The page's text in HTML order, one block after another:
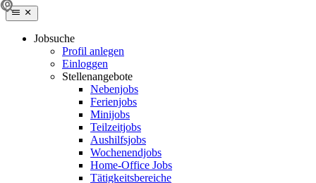
Jobsuche
Profil anlegen
Einloggen
Stellenangebote
Nebenjobs
Ferienjobs
Minijobs
Teilzeitjobs
Aushilfsjobs
Wochenendjobs
Home-Office Jobs
Tätigkeitsbereiche